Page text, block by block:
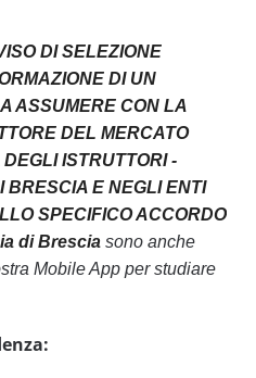
DI SELEZIONE
DI UN
ASSUMERE CON LA
DEL MERCATO
ISTRUTTORI -
BRESCIA E NEGLI ENTI
SPECIFICO ACCORDO
di Brescia sono anche
Mobile App per studiare